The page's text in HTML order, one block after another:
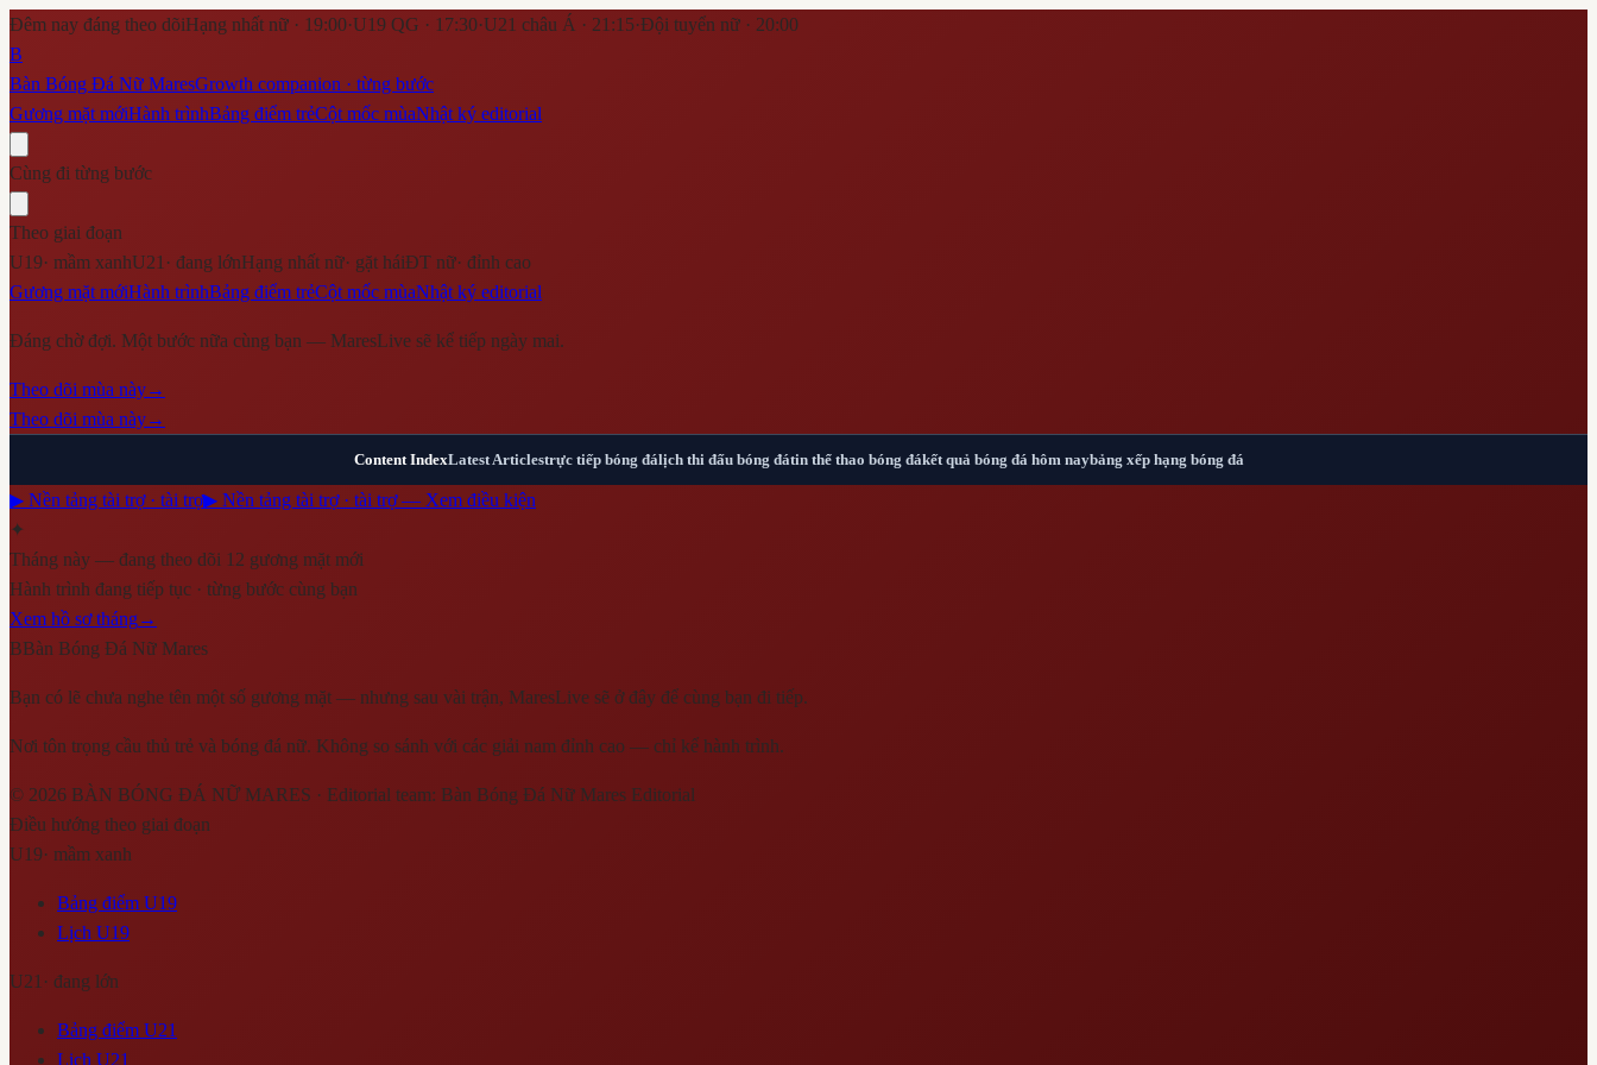
Đêm nay đáng theo dõiHạng nhất nữ · 19:00·U19 QG · 17:30·U21 châu Á · 21:15·Đội tuyển nữ · 20:00
B
Bàn Bóng Đá Nữ MaresGrowth companion · từng bước
Gương mặt mớiHành trìnhBảng điểm trẻCột mốc mùaNhật ký editorial
Cùng đi từng bước
Theo giai đoạn
U19· mầm xanhU21 · đang lớnHạng nhất nữ· gặt háiĐT nữ· đỉnh cao
Gương mặt mớiHành trìnhBảng điểm trẻCột mốc mùaNhật ký editorial
Đáng chờ đợi. Một bước nữa cùng bạn — MaresLive sẽ kể tiếp ngày mai.
Theo dõi mùa này→
Theo dõi mùa này→
Content IndexLatest Articlestrực tiếp bóng đálịch thi đấu bóng đátin thể thao bóng đákết quả bóng đá hôm naybảng xếp hạng bóng đá
▶ Nền tảng tài trợ · tài trợ▶ Nền tảng tài trợ · tài trợ — Xem điều kiện
✦
Tháng này — đang theo dõi 12 gương mặt mới
Hành trình đang tiếp tục · từng bước cùng bạn
Xem hồ sơ tháng→
BBàn Bóng Đá Nữ Mares
Bạn có lẽ chưa nghe tên một số gương mặt — nhưng sau vài trận, MaresLive sẽ ở đây để cùng bạn đi tiếp.
Nơi tôn trọng cầu thủ trẻ và bóng đá nữ. Không so sánh với các giải nam đỉnh cao — chỉ kể hành trình.
© 2026 BÀN BÓNG ĐÁ NỮ MARES · Editorial team: Bàn Bóng Đá Nữ Mares Editorial
Điều hướng theo giai đoạn
U19· mầm xanh
Bảng điểm U19
Lịch U19
U21 · đang lớn
Bảng điểm U21
Lịch U21